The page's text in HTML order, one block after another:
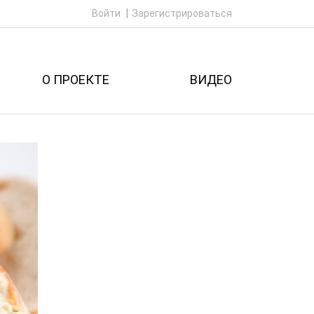
Войти Зарегистрироваться
О ПРОЕКТЕ ВИДЕО